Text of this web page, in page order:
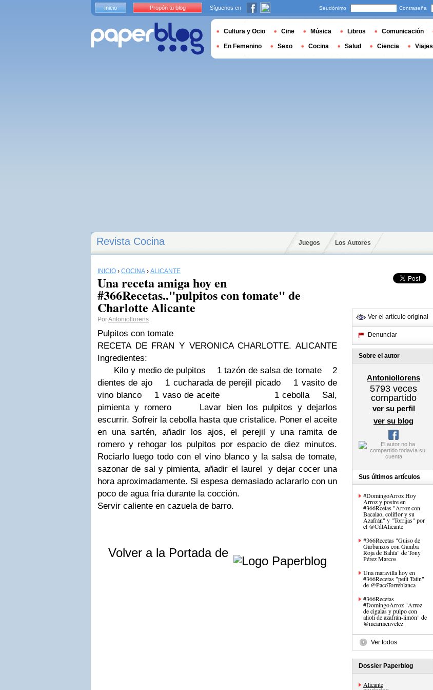
Revista Cocina Juegos Los Autores
INICIO › COCINA › ALICANTE
Una receta amiga hoy en
#366Recetas.."pulpitos con tomate" de
Charlotte Alicante
PorAntoniollorens
Pulpitos con tomate
RECETA DE FRAN Y VERONICA CHARLOTTE. ALICANTE
Ingredientes:
Kilo y medio de pulpitos
1 tazón de salsa de tomate
2
dientes de ajo
1 cucharada de perejil picado
1 vasito de
vino blanco
1 vaso de aceite 1 cebolla
Sal,
pimienta y romero
Lavar bien los pulpitos y dejarlos
escurrir. Sofreir la cebolla hasta que cristalice. Poner el aceite
en unasartén, añadir los ajos, el perejil y una ramita de
romero y rehogar los pulpitos por espacio de diez minutos.
Rociarlo luego todo con el vino blanco y la salsa de tomate,
sazonar de sal y pimienta, añadir el laurel y dejar cocer una
hora aproximadamente. Si espesa demasiado aclararlo con un
poco de agua fría durante la cocción.
Servir caliente en cazuela de barro.
Volver a la Portada de
Ver el artículo original
Denunciar
Sobre el autor
Antoniollorens
5793 veces
compartido
ver su perfil
ver su blog
Sus últimos artículos
#DomingoArroz Hoy
Arroz y postre en
#366Rcetas "Arroz con
Bacalao, coliflor y su
Azafrán" y "Torrijas" por
el @CdtAlicante
#366Recetas "Guiso de
Garbanzos con Gamba
Roja de Bahía" de Tony
Pérez Marcos
Una maravilla hoy en
#366Recetas "petit Tatin"
de @PacoTorreblanca
#366Recetas
#DomingoArroz "Arroz
de cigalas y pulpo con
alioli de azafrán-limón" de
@mcarmenvelez
Ver todos
Dossier Paperblog
Alicante
Inicio Propón tu blog Síguenos en Seudónimo Contraseña
Cultura y Ocio Cine Música Libros Comunicación
En Femenino Sexo Cocina Salud Ciencia Viajes